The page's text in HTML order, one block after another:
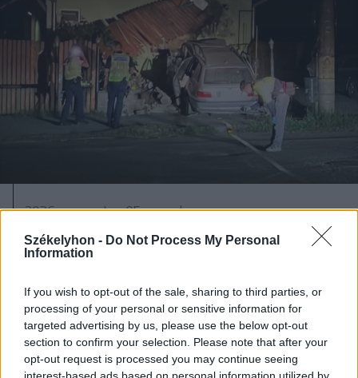
Székelyhon - Do Not Process My Personal
Information
If you wish to opt-out of the sale, sharing to third parties, or
processing of your personal or sensitive information for
targeted advertising by us, please use the below opt-out
section to confirm your selection. Please note that after your
opt-out request is processed you may continue seeing
2026. augusztus 05., szerda
Jogosítvány nélkül, ittasan hajtott
háznak egy csíkszeredai férfi